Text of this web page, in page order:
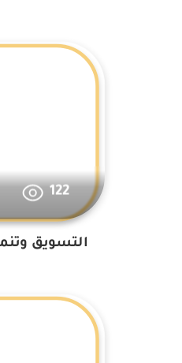
122
التسويق